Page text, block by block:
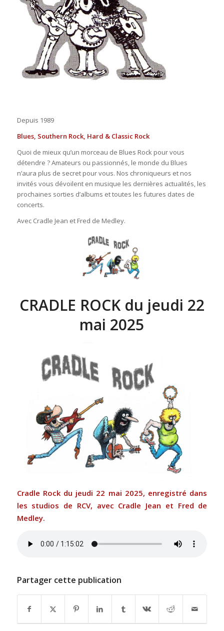
Depuis 1989
Blues, Southern Rock, Hard & Classic Rock
Quoi de mieux qu’un morceau de Blues Rock pour vous
détendre ? Amateurs ou passionnés, le monde du Blues
n’aura plus de secret pour vous. Nos chroniqueurs et nos
invités vous dévoilent en musique les dernières actualités, les
prochaines sorties d’albums et toutes les futures dates de
concerts.
Avec Cradle Jean et Fred de Medley.
CRADLE ROCK du jeudi 22
mai 2025
Cradle Rock du jeudi 22 mai 2025, enregistré dans
les studios de RCV, avec Cradle Jean et Fred de
Medley.
Partager cette publication